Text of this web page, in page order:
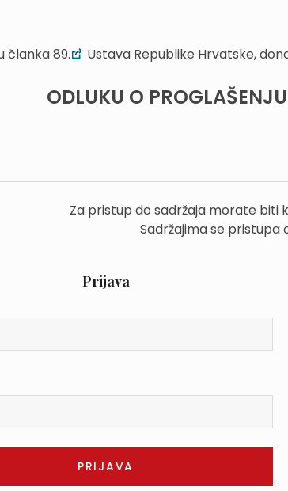
članka 89. Ustava Republike Hrvatske,
ODLUKU O
Za pristup do sadržaja morate biti
Sadržajima se pristupa
Prijava